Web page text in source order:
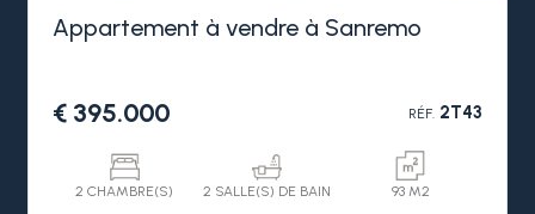
Appartement à vendre à Sanremo
€ 395.000 RÉF.2T43
2 CHAMBRE(S) 2 SALLE(S) DE BAIN 93 M2